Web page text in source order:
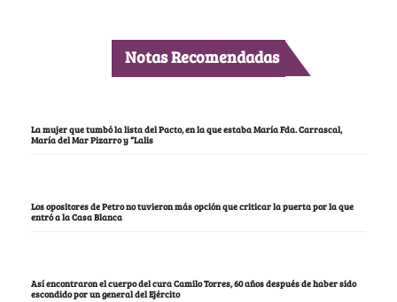
Notas Recomendadas
La mujer que tumbó la lista del Pacto, en la que estaba María Fda. Carrascal,
María del Mar Pizarro y “Lalis
Los opositores de Petro no tuvieron más opción que criticar la puerta por la que
entró a la Casa Blanca
Así encontraron el cuerpo del cura Camilo Torres, 60 años después de haber sido
escondido por un general del Ejército